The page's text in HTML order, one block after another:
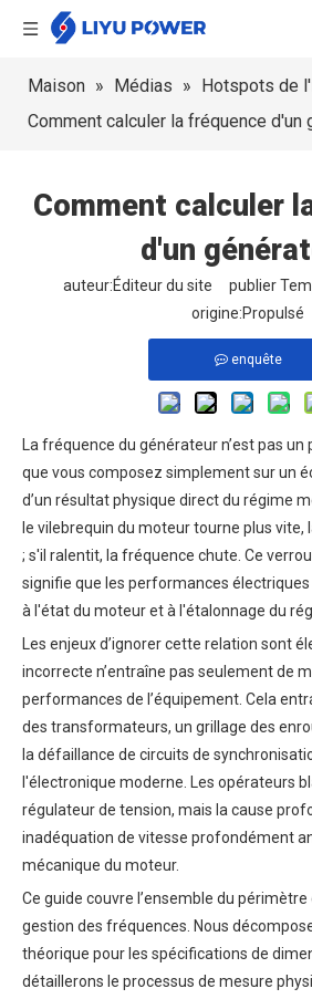
Maison » Médias » Hotspots de
Comment calculer la fréquence d'un
Comment calculer
d'un
auteur:Éditeur du site publier
origine:Propulsé
enquête
La fréquence du générateur n’est pas
que vous composez simplement sur un
d’un résultat physique direct du régime
le vilebrequin du moteur tourne plus
; s'il ralentit, la fréquence chute. Ce
signifie que les performances
à l'état du moteur et à l'étalonnage du
Les enjeux d’ignorer cette relation sont
incorrecte n’entraîne pas seulement de
performances de l’équipement. Cela
des transformateurs, un grillage des
la défaillance de circuits de
l'électronique moderne. Les opérateurs
régulateur de tension, mais la cause
inadéquation de vitesse profondément
mécanique du moteur.
Ce guide couvre l’ensemble du
gestion des fréquences. Nous
théorique pour les spécifications de
détaillerons le processus de mesure